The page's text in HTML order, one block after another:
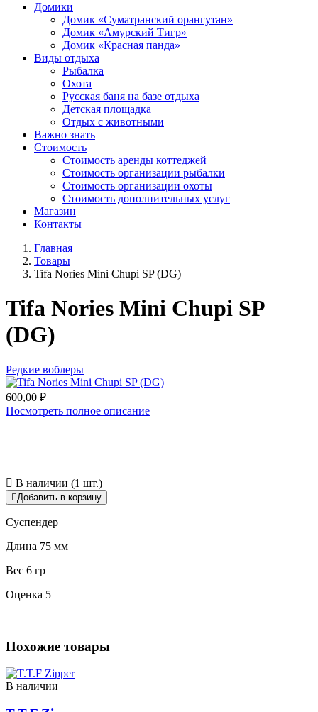
Домики
Домик «Суматранский орангутан»
Домик «Амурский Тигр»
Домик «Красная панда»
Виды отдыха
Рыбалка
Охота
Русская баня на базе отдыха
Детская площадка
Отдых с животными
Важно знать
Стоимость
Стоимость аренды коттеджей
Стоимость организации рыбалки
Стоимость организации охоты
Стоимость дополнительных услуг
Магазин
Контакты
Главная
Товары
Tifa Nories Mini Chupi SP (DG)
Tifa Nories Mini Chupi SP
(DG)
Редкие воблеры
600,00 ₽
Посмотреть полное описание
В наличии (1 шт.)
Добавить в корзину
Суспендер
Длина 75 мм
Вес 6 гр
Оценка 5
Похожие товары
В наличии